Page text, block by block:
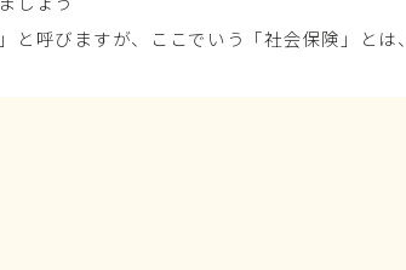
呼びますが、ここでいう「社会保険」とは、